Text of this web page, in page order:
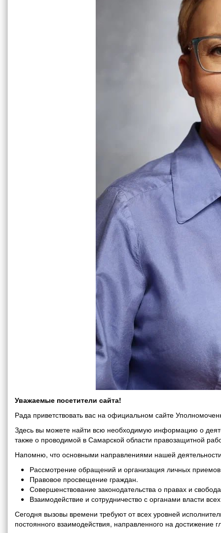
Уважаемые посетители сайта!
Рада приветствовать вас на официальном сайте
Здесь вы можете найти всю необходимую информацию о
также о проводимой в Самарской области правозащитной
Напомню, что основными направлениями нашей
Рассмотрение обращений и организация личных
Правовое просвещение граждан.
Совершенствование законодательства о правах и
Взаимодействие и сотрудничество с органами власти
Сегодня вызовы времени требуют от всех уровней
постоянного взаимодействия, направленного на